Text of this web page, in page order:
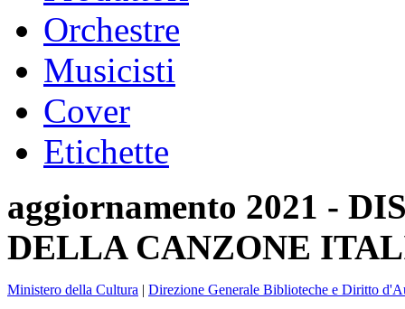
Orchestre
Musicisti
Cover
Etichette
aggiornamento 2021 -
DELLA CANZONE
Ministero della Cultura | Direzione Generale Biblioteche e Diritto